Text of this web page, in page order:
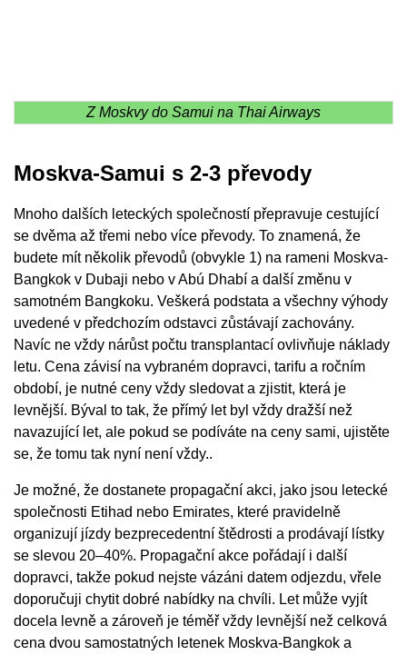
Z Moskvy do Samui na Thai Airways
Moskva-Samui s 2-3 převody
Mnoho dalších leteckých společností přepravuje cestující
se dvěma až třemi nebo více převody. To znamená, že
budete mít několik převodů (obvykle 1) na rameni Moskva-
Bangkok v Dubaji nebo v Abú Dhabí a další změnu v
samotném Bangkoku. Veškerá podstata a všechny výhody
uvedené v předchozím odstavci zůstávají zachovány.
Navíc ne vždy nárůst počtu transplantací ovlivňuje náklady
letu. Cena závisí na vybraném dopravci, tarifu a ročním
období, je nutné ceny vždy sledovat a zjistit, která je
levnější. Býval to tak, že přímý let byl vždy dražší než
navazující let, ale pokud se podíváte na ceny sami, ujistěte
se, že tomu tak nyní není vždy..
Je možné, že dostanete propagační akci, jako jsou letecké
společnosti Etihad nebo Emirates, které pravidelně
organizují jízdy bezprecedentní štědrosti a prodávají lístky
se slevou 20–40%. Propagační akce pořádají i další
dopravci, takže pokud nejste vázáni datem odjezdu, vřele
doporučuji chytit dobré nabídky na chvíli. Let může vyjít
docela levně a zároveň je téměř vždy levnější než celková
cena dvou samostatných letenek Moskva-Bangkok a